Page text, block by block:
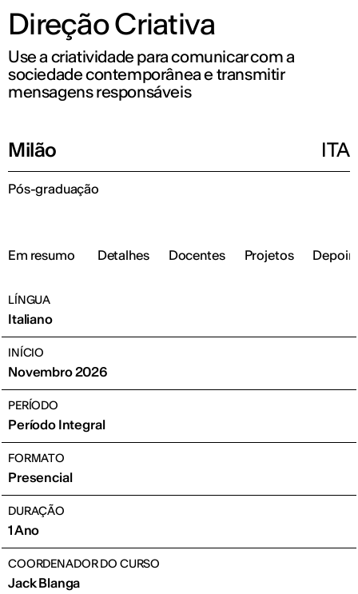
Direção Criativa
Use a criatividade para comunicar com a
sociedade contemporânea e transmitir
mensagens responsáveis
Milão ITA
Pós-graduação
Em resumo Detalhes Docentes Projetos
LÍNGUA
Italiano
INÍCIO
Novembro 2026
PERÍODO
Período Integral
FORMATO
Presencial
DURAÇÃO
1 Ano
COORDENADOR DO CURSO
Jack Blanga